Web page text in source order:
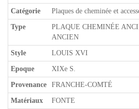
Catégorie Plaques de cheminée et
Type
PLAQUE CHEMINÉE
ANCIEN
Style LOUIS XVI
Epoque XIXe S.
Provenance FRANCHE-COMTÉ
Matériaux FONTE